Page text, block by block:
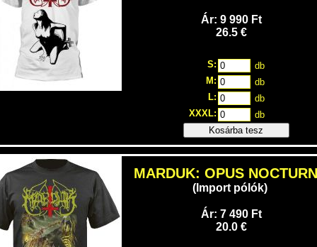
Ár: 9 990 Ft
26.5 €
S:
db
M:
db
L:
db
XXXL:
db
Kosárba tesz
MARDUK: OPUS
(Import pólók)
Ár: 7 490 Ft
20.0 €